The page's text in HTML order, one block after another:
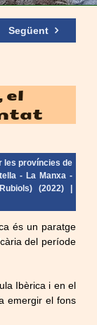
Següent
el
les províncies de
- La Manxa -
(2022)|
és un paratge
del període
Ibèrica i en el
emergir el fons